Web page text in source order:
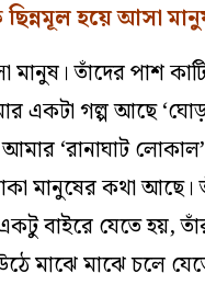
ছিন্নমূল হয়ে আসা
মানুষ। তাঁদের পাশ
একটা গল্প আছে
‘রানাঘাট
মানুষের কথা আছে।
একটু বাইরে যেতে হয়,
মাঝে মাঝে চলে